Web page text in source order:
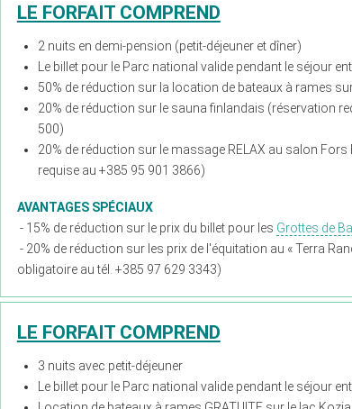
LE FORFAIT COMPREND
2 nuits en demi-pension (petit-déjeuner et dîner)
Le billet pour le Parc national valide pendant le séjour
50% de réduction sur la location de bateaux à rames
20% de réduction sur le sauna finlandais (réservation
500)
20% de réduction sur le massage RELAX au salon
requise au +385 95 901 3866)
AVANTAGES SPÉCIAUX
- 15% de réduction sur le prix du billet pour les Grottes de
- 20% de réduction sur les prix de l'équitation au « Terra
obligatoire au tél. +385 97 629 3343)
LE FORFAIT COMPREND
3 nuits avec petit-déjeuner
Le billet pour le Parc national valide pendant le séjour